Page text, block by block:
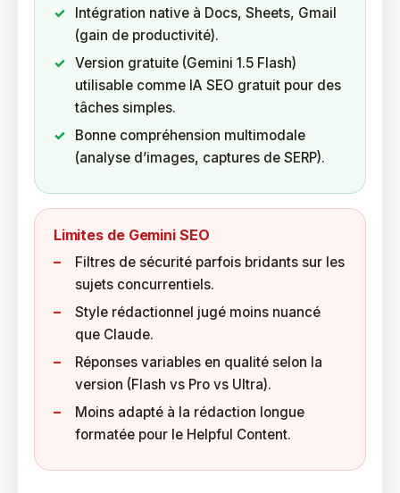
Intégration native à Docs, Sheets, Gmail
(gain de productivité).
Version gratuite (Gemini 1.5 Flash)
utilisable comme IA SEO gratuit pour des
tâches simples.
Bonne compréhension multimodale
(analyse d’images, captures de SERP).
Limites de Gemini SEO
Filtres de sécurité parfois bridants sur les
sujets concurrentiels.
Style rédactionnel jugé moins nuancé
que Claude.
Réponses variables en qualité selon la
version (Flash vs Pro vs Ultra).
Moins adapté à la rédaction longue
formatée pour le Helpful Content.